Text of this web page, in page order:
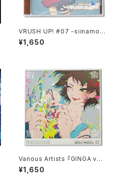
VRUSH UP! #07 -siinamota
Tribute-
¥1,650
Various Artists 『GINGA vs
U/M/A/A presents “有象無
象”』
¥1,650